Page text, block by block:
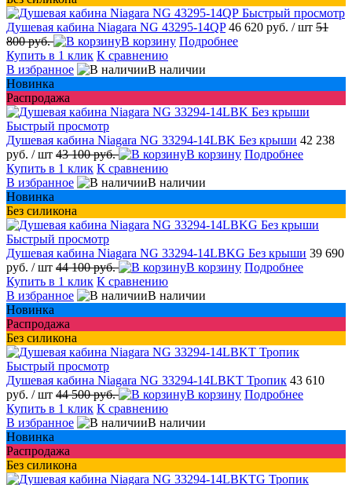
Быстрый просмотр
Душевая кабина Niagara NG 43295-14QP 46 620 руб. / шт 51
800 руб.
В корзину Подробнее
Купить в 1 клик К сравнению
В избранное
В наличии
Новинка
Распродажа
Быстрый просмотр
Душевая кабина Niagara NG 33294-14LBK Без крыши 42 238
руб. / шт 43 100 руб. В корзину Подробнее
Купить в 1 клик К сравнению
В избранное
В наличии
Новинка
Без силикона
Быстрый просмотр
Душевая кабина Niagara NG 33294-14LBKG Без крыши 39 690
руб. / шт 44 100 руб. В корзину Подробнее
Купить в 1 клик К сравнению
В избранное
В наличии
Новинка
Распродажа
Без силикона
Быстрый просмотр
Душевая кабина Niagara NG 33294-14LBKT Тропик 43 610
руб. / шт 44 500 руб. В корзину Подробнее
Купить в 1 клик К сравнению
В избранное
В наличии
Новинка
Распродажа
Без силикона